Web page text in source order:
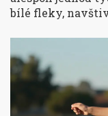
bílé fleky,